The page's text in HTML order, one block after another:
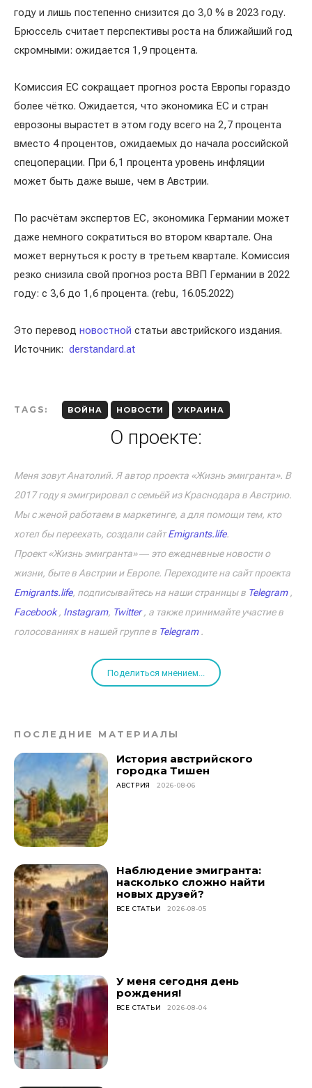
году и лишь постепенно снизится до 3,0 % в 2023 году.
Брюссель считает перспективы роста на ближайший год
скромными: ожидается 1,9 процента.
Комиссия ЕС сокращает прогноз роста Европы гораздо
более чётко. Ожидается, что экономика ЕС и стран
еврозоны вырастет в этом году всего на 2,7 процента
вместо 4 процентов, ожидаемых до начала российской
спецоперации. При 6,1 процента уровень инфляции
может быть даже выше, чем в Австрии.
По расчётам экспертов ЕС, экономика Германии может
даже немного сократиться во втором квартале. Она
может вернуться к росту в третьем квартале. Комиссия
резко снизила свой прогноз роста ВВП Германии в 2022
году: с 3,6 до 1,6 процента. (rebu, 16.05.2022)
Это перевод новостной статьи австрийского издания.
Источник: derstandard.at
TAGS: ВОЙНА НОВОСТИ УКРАИНА
О проекте:
Меня зовут Анатолий. Я автор проекта «Жизнь эмигранта». В
2017 году я эмигрировал с семьёй из Краснодара в Австрию.
Мы с женой работаем в маркетинге, а для помощи тем, кто
хотел бы переехать, создали сайтEmigrants.life.
Проект «Жизнь эмигранта» ― это ежедневные новости о
жизни, быте в Австрии и Европе. Переходите на сайт проекта
Emigrants.life, подписывайтесь на наши страницы в Telegram,
Facebook, Instagram, Twitter, а также принимайте участие в
голосованиях в нашей группе в Telegram.
Поделиться мнением...
ПОСЛЕДНИЕ МАТЕРИАЛЫ
История австрийского
городка Тишен
АВСТРИЯ 2026-08-06
Наблюдение эмигранта:
насколько сложно найти
новых друзей?
ВСЕ СТАТЬИ 2026-08-05
У меня сегодня день
рождения!
ВСЕ СТАТЬИ 2026-08-04